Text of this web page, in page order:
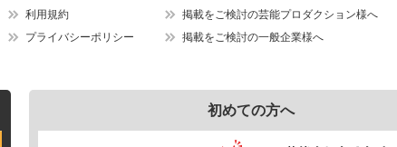
利用規約
プライバシーポリシー
掲載をご検討の芸能プロダクション様へ
掲載をご検討の一般企業様へ
初めての方へ